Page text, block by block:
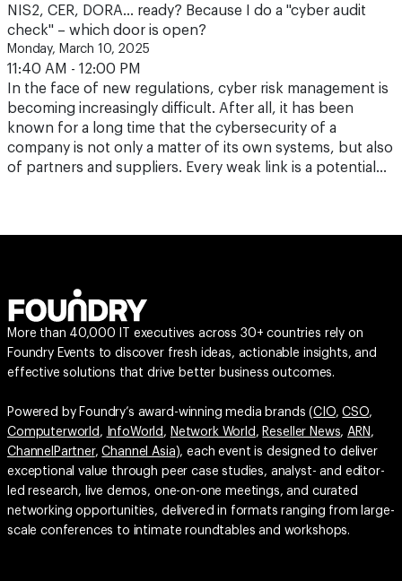
NIS2, CER, DORA... ready? Because I do a "cyber audit
check" – which door is open?
Monday, March 10, 2025
11:40 AM - 12:00 PM
In the face of new regulations, cyber risk management is
becoming increasingly difficult. After all, it has been
known for a long time that the cybersecurity of a
company is not only a matter of its own systems, but also
of partners and suppliers. Every weak link is a potential…
More than 40,000 IT executives across 30+ countries rely on
Foundry Events to discover fresh ideas, actionable insights, and
effective solutions that drive better business outcomes.
Powered by Foundry’s award-winning media brands (CIO,CSO,
Computerworld , InfoWorld , Network World , Reseller News,ARN ,
ChannelPartner,Channel Asia), each event is designed to deliver
exceptional value through peer case studies, analyst- and editor-
led research, live demos, one-on-one meetings, and curated
networking opportunities, delivered in formats ranging from large-
scale conferences to intimate roundtables and workshops.